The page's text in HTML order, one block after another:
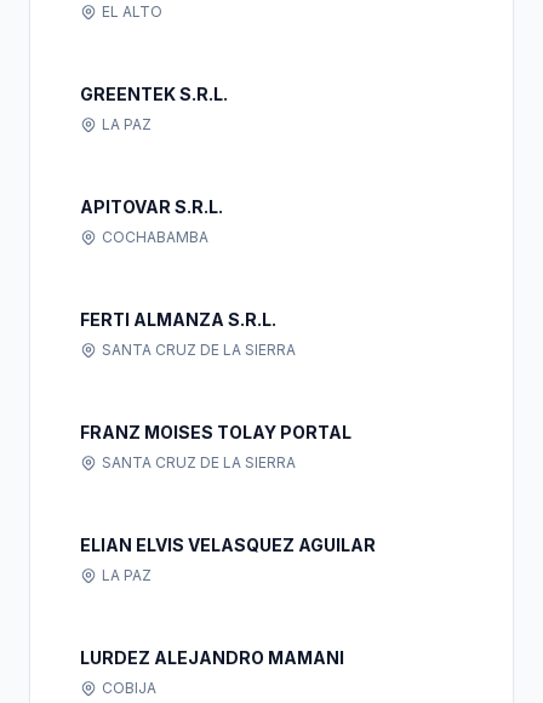
EL ALTO
GREENTEK S.R.L.
LA PAZ
APITOVAR S.R.L.
COCHABAMBA
FERTI ALMANZA S.R.L.
SANTA CRUZ DE LA SIERRA
FRANZ MOISES TOLAY PORTAL
SANTA CRUZ DE LA SIERRA
ELIAN ELVIS VELASQUEZ AGUILAR
LA PAZ
LURDEZ ALEJANDRO MAMANI
COBIJA